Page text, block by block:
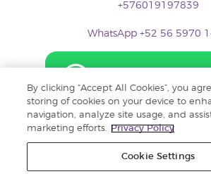
+576019197839
WhatsApp +52 56 5970
By clicking “Accept All Cookies”, you
storing of cookies on your device to
navigation, analyze site usage, and
marketing efforts.
Privacy Policy
Cookie Settings